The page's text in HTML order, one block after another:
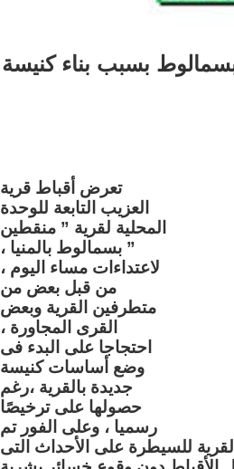
بسبب بناء كنيسة
تعرض أقباط قرية
العزيب التابعة للوحدة
المحلية لقرية ” منقطين
” بسمالوط بالمنيا ،
لاعتداءات مساء اليوم ،
من قبل بعض من
متطرفين القرية وبعض
القرى المجاورة ،
احتجاجا على البدء فى
وضع أساسات كنيسة
جديدة بالقرية ،رغم
حصولها على ترخيصًا
رسميا ، وعلى الفور تم
للسيطرة على الأحداث التى